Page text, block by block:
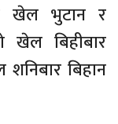
खेल भुटान र
बिहीबार
बिहान